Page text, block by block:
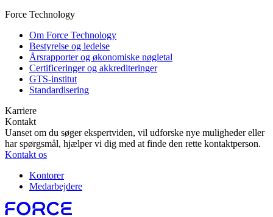
Force Technology
Om Force Technology
Bestyrelse og ledelse
Årsrapporter og økonomiske nøgletal
Certificeringer og akkrediteringer
GTS-institut
Standardisering
Karriere
Kontakt
Uanset om du søger ekspertviden, vil udforske nye muligheder eller
har spørgsmål, hjælper vi dig med at finde den rette kontaktperson.
Kontakt os
Kontorer
Medarbejdere